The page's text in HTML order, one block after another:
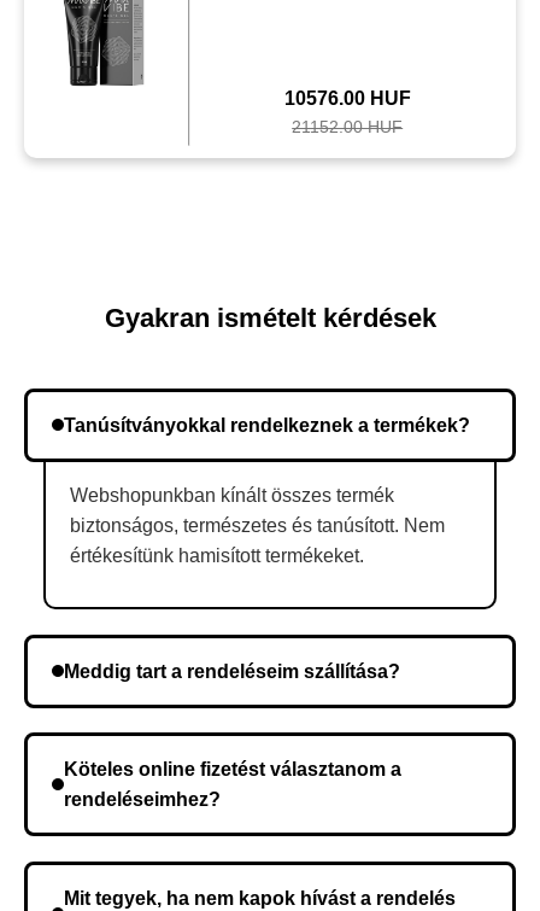
10576.00 HUF
21152.00 HUF
Gyakran ismételt kérdések
Tanúsítványokkal rendelkeznek a termékek?
Webshopunkban kínált összes termék
biztonságos, természetes és tanúsított. Nem
értékesítünk hamisított termékeket.
Meddig tart a rendeléseim szállítása?
kerül, és ez az időtartam függ a szállítási címtől.
Köteles online fizetést választanom a
rendeléseimhez?
Mit tegyek, ha nem kapok hívást a rendelés